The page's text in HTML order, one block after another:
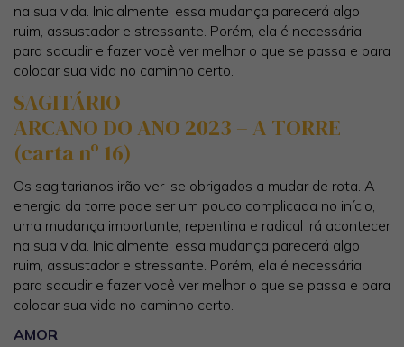
na sua vida. Inicialmente, essa mudança parecerá algo
ruim, assustador e stressante. Porém, ela é necessária
para sacudir e fazer você ver melhor o que se passa e para
colocar sua vida no caminho certo.
SAGITÁRIO
ARCANO DO ANO 2023 – A TORRE
(carta nº 16)
Os sagitarianos irão ver-se obrigados a mudar de rota. A
energia da torre pode ser um pouco complicada no início,
uma mudança importante, repentina e radical irá acontecer
na sua vida. Inicialmente, essa mudança parecerá algo
ruim, assustador e stressante. Porém, ela é necessária
para sacudir e fazer você ver melhor o que se passa e para
colocar sua vida no caminho certo.
AMOR